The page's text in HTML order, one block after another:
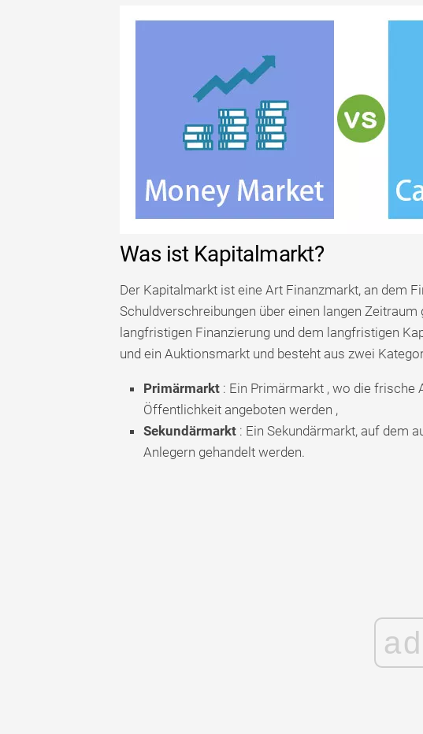
Was ist Kapitalmarkt?
Der Kapitalmarkt ist eine Art Finanzmarkt, an dem
Schuldverschreibungen über einen langen
langfristigen Finanzierung und dem langfristigen
und ein Auktionsmarkt und besteht aus zwei
Primärmarkt: Ein Primärmarkt , wo die frische
Öffentlichkeit angeboten werden ,
Sekundärmarkt: Ein Sekundärmarkt, auf dem
Anlegern gehandelt werden.
ad